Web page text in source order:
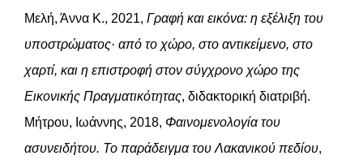
Μελή, Άννα Κ., 2021, Γραφή και εικόνα: η εξέλιξη του
υποστρώματος· από το χώρο, στο αντικείμενο, στο
χαρτί, και η επιστροφή στον σύγχρονο χώρο της
Εικονικής Πραγματικότητας, διδακτορική διατριβή.
Μήτρου, Ιωάννης, 2018, Φαινομενολογία του
ασυνειδήτου. Το παράδειγμα του Λακανικού πεδίου,